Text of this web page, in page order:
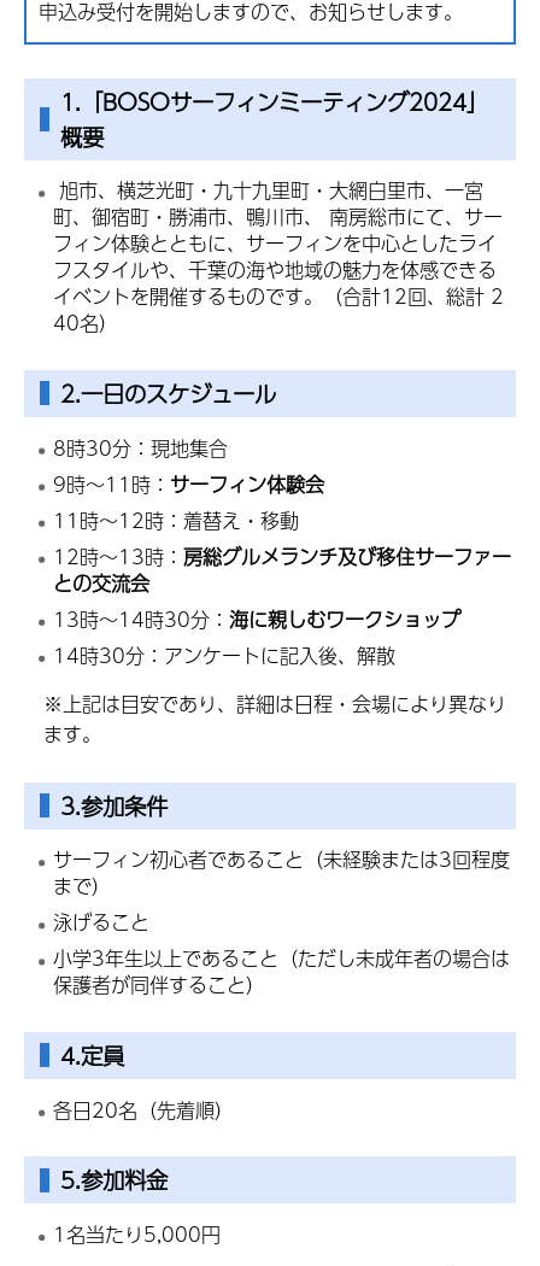
申込み受付を開始しますので、お知らせします。
1.「BOSOサーフィンミーティング2024」
概要
旭市、横芝光町・九十九里町・大網白里市、一宮
町、御宿町・勝浦市、鴨川市、 南房総市にて、サー
フィン体験とともに、サーフィンを中心としたライ
フスタイルや、千葉の海や地域の魅力を体感できる
イベントを開催するものです。（合計12回、総計 2
40名）
2.一日のスケジュール
8時30分：現地集合
9時～11時： サーフィン体験会
11時～12時：着替え・移動
12時～13時：房総グルメランチ及び移住サーファー
との交流会
13時～14時30分：海に親しむワークショップ
14時30分：アンケートに記入後、解散
※上記は目安であり、詳細は日程・会場により異なり
ます。
3.参加条件
サーフィン初心者であること（未経験または3回程度
まで）
泳げること
小学3年生以上であること（ただし未成年者の場合は
保護者が同伴すること）
4.定員
各日20名（先着順）
5.参加料金
1名当たり5,000円